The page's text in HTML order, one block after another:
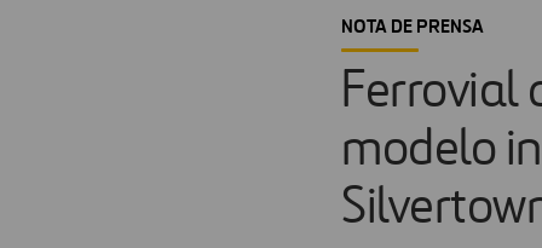
NOTA DE PRENSA
Ferrovial
modelo